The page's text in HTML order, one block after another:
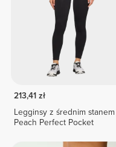
213,41 zł
Legginsy z średnim stanem
Peach Perfect Pocket